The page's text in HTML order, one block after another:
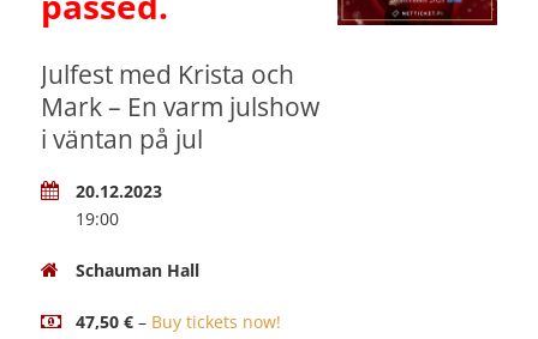
Julfest med Krista och
Mark – En varm julshow
i väntan på jul
20.12.2023
19:00
Schauman Hall
47,50 € – Buy tickets now!